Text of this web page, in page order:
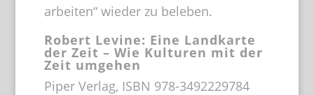
arbeiten“ wieder zu beleben.
Robert Levine: Eine Landkarte
der Zeit – Wie Kulturen mit der
Zeit umgehen
Piper Verlag, ISBN 978-3492229784